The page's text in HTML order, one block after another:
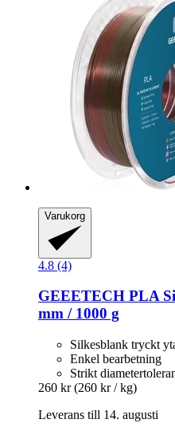
Varukorg
4.8 (4)
GEEETECH PLA
mm / 1000 g
Silkesblank tryckt
Enkel bearbetning
Strikt
260 kr (260 kr / kg)
Leverans till 14. augusti